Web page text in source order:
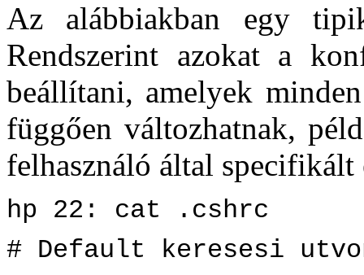
Az alábbiakban egy
Rendszerint azokat a
beállítani, amelyek
függően változhatnak,
felhasználó által
hp 22: cat .cshrc
# Default keresesi